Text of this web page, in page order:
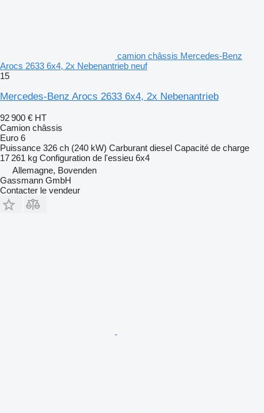
camion châssis Mercedes-Benz
Arocs 2633 6x4, 2x Nebenantrieb neuf
15
Mercedes-Benz Arocs 2633 6x4, 2x Nebenantrieb
92 900 € HT
Camion châssis
Euro 6
Puissance 326 ch (240 kW) Carburant diesel Capacité de charge
17 261 kg Configuration de l'essieu 6x4
Allemagne, Bovenden
Gassmann GmbH
Contacter le vendeur